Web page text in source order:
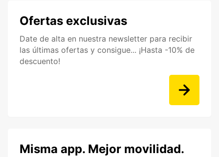
Ofertas exclusivas
Date de alta en nuestra newsletter para recibir
las últimas ofertas y consigue... ¡Hasta -10% de
descuento!
Misma app. Mejor movilidad.